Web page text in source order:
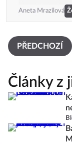
Aneta Mrazilová
PŘEDCHOZÍ
Články z